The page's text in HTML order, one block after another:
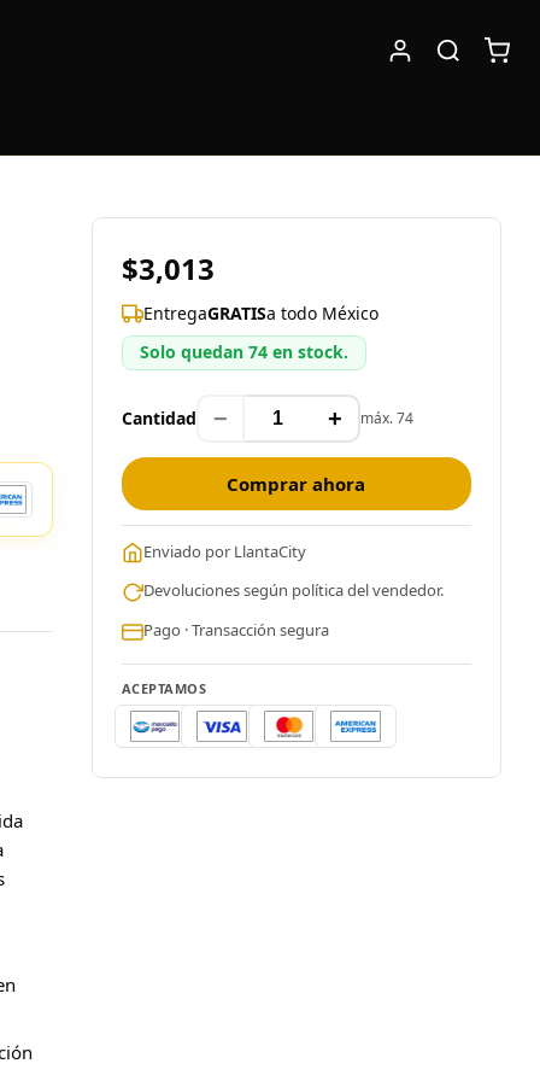
$3,013
EntregaGRATISa todo México
Solo quedan 74 en stock.
Cantidad − + máx. 74
Comprar ahora
Enviado por LlantaCity
Devoluciones según política del vendedor.
Pago · Transacción segura
ACEPTAMOS